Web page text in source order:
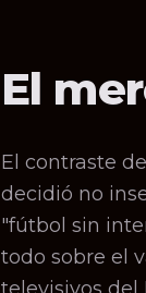
El
El contraste
decidió no
"fútbol sin
todo sobre el